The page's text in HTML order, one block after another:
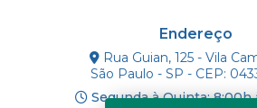
Endereço
Rua Guian, 125 - Vila
São Paulo - SP - CEP:
Segunda à Quinta: 8:00h